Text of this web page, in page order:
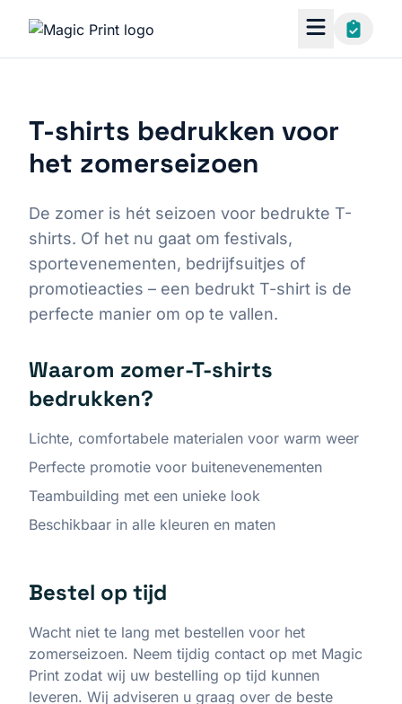
T-shirts bedrukken voor
het zomerseizoen
De zomer is hét seizoen voor bedrukte T-
shirts. Of het nu gaat om festivals,
sportevenementen, bedrijfsuitjes of
promotieacties – een bedrukt T-shirt is de
perfecte manier om op te vallen.
Waarom zomer-T-shirts
bedrukken?
Lichte, comfortabele materialen voor warm weer
Perfecte promotie voor buitenevenementen
Teambuilding met een unieke look
Beschikbaar in alle kleuren en maten
Bestel op tijd
Wacht niet te lang met bestellen voor het
zomerseizoen. Neem tijdig contact op met Magic
Print zodat wij uw bestelling op tijd kunnen
leveren. Wij adviseren u graag over de beste